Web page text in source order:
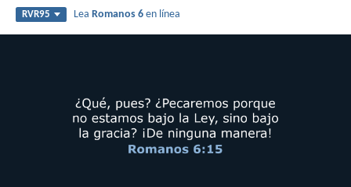
RVR95 LeaRomanos 6 en línea